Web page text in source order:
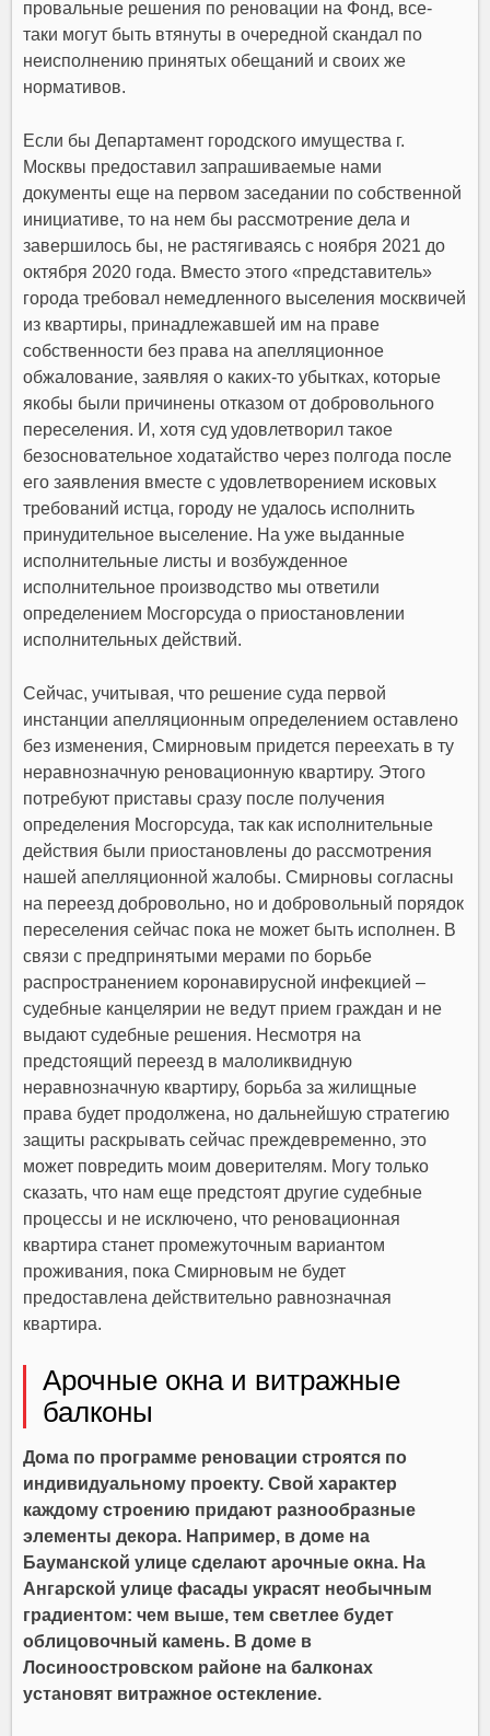
провальные решения по реновации на Фонд, все-
таки могут быть втянуты в очередной скандал по
неисполнению принятых обещаний и своих же
нормативов.
Если бы Департамент городского имущества г.
Москвы предоставил запрашиваемые нами
документы еще на первом заседании по собственной
инициативе, то на нем бы рассмотрение дела и
завершилось бы, не растягиваясь с ноября 2021 до
октября 2020 года. Вместо этого «представитель»
города требовал немедленного выселения москвичей
из квартиры, принадлежавшей им на праве
собственности без права на апелляционное
обжалование, заявляя о каких-то убытках, которые
якобы были причинены отказом от добровольного
переселения. И, хотя суд удовлетворил такое
безосновательное ходатайство через полгода после
его заявления вместе с удовлетворением исковых
требований истца, городу не удалось исполнить
принудительное выселение. На уже выданные
исполнительные листы и возбужденное
исполнительное производство мы ответили
определением Мосгорсуда о приостановлении
исполнительных действий.
Сейчас, учитывая, что решение суда первой
инстанции апелляционным определением оставлено
без изменения, Смирновым придется переехать в ту
неравнозначную реновационную квартиру. Этого
потребуют приставы сразу после получения
определения Мосгорсуда, так как исполнительные
действия были приостановлены до рассмотрения
нашей апелляционной жалобы. Смирновы согласны
на переезд добровольно, но и добровольный порядок
переселения сейчас пока не может быть исполнен. В
связи с предпринятыми мерами по борьбе
распространением коронавирусной инфекцией –
судебные канцелярии не ведут прием граждан и не
выдают судебные решения. Несмотря на
предстоящий переезд в малоликвидную
неравнозначную квартиру, борьба за жилищные
права будет продолжена, но дальнейшую стратегию
защиты раскрывать сейчас преждевременно, это
может повредить моим доверителям. Могу только
сказать, что нам еще предстоят другие судебные
процессы и не исключено, что реновационная
квартира станет промежуточным вариантом
проживания, пока Смирновым не будет
предоставлена действительно равнозначная
квартира.
Арочные окна и витражные
балконы
Дома по программе реновации строятся по
индивидуальному проекту. Свой характер
каждому строению придают разнообразные
элементы декора. Например, в доме на
Бауманской улице сделают арочные окна. На
Ангарской улице фасады украсят необычным
градиентом: чем выше, тем светлее будет
облицовочный камень. В доме в
Лосиноостровском районе на балконах
установят витражное остекление.